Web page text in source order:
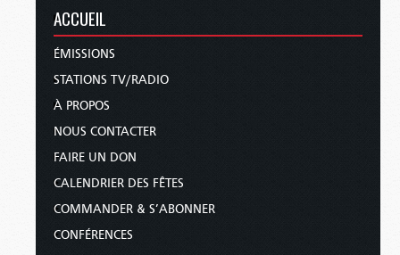
ACCUEIL
ÉMISSIONS
STATIONS TV/RADIO
À PROPOS
NOUS CONTACTER
FAIRE UN DON
CALENDRIER DES FÊTES
COMMANDER & S’ABONNER
CONFÉRENCES